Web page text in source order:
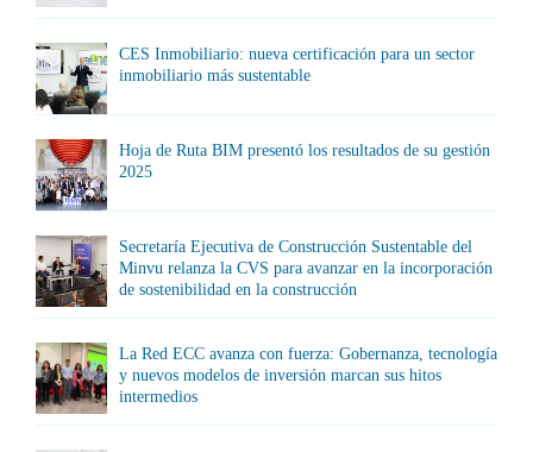
CES Inmobiliario: nueva certificación para un sector
inmobiliario más sustentable
Hoja de Ruta BIM presentó los resultados de su gestión
2025
Secretaría Ejecutiva de Construcción Sustentable del
Minvu relanza la CVS para avanzar en la incorporación
de sostenibilidad en la construcción
La Red ECC avanza con fuerza: Gobernanza, tecnología
y nuevos modelos de inversión marcan sus hitos
intermedios